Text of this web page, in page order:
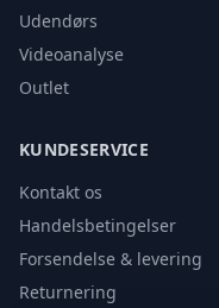
Udendørs
Videoanalyse
Outlet
KUNDESERVICE
Kontakt os
Handelsbetingelser
Forsendelse & levering
Returnering